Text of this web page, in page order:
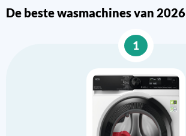
De beste wasmachines van 2026
1